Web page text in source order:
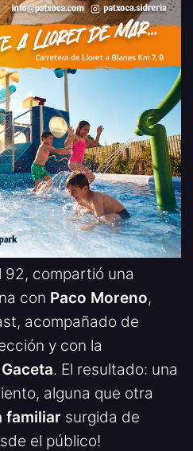
92, compartió una
con Paco Moreno,
acompañado de
y con la
. El resultado: una
alguna que otra
familiar surgida de
el público!